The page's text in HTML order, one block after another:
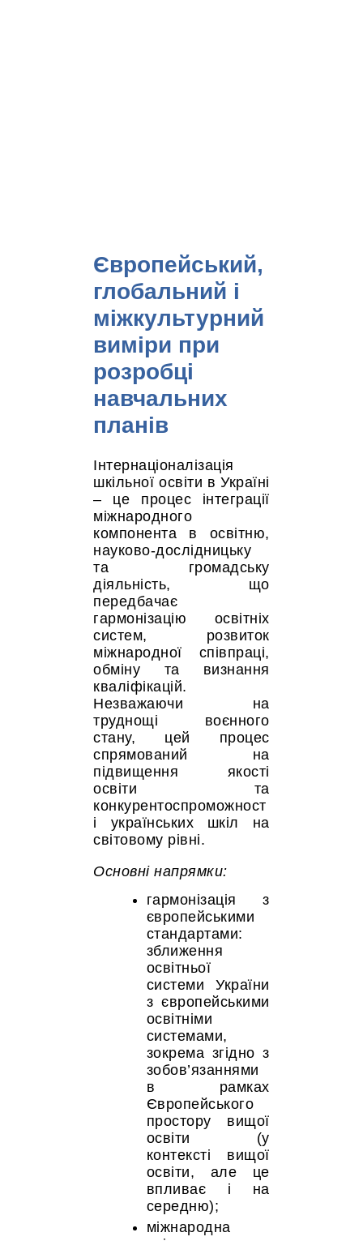
Європейський,
глобальний і
міжкультурний
виміри при
розробці
навчальних
планів
Інтернаціоналізація
шкільної освіти в Україні
– це процес інтеграції
міжнародного
компонента в освітню,
науково-дослідницьку
та громадську
діяльність, що
передбачає
гармонізацію освітніх
систем, розвиток
міжнародної співпраці,
обміну та визнання
кваліфікацій.
Незважаючи на
труднощі воєнного
стану, цей процес
спрямований на
підвищення якості
освіти та
конкурентоспроможност
і українських шкіл на
світовому рівні.
Основні напрямки:
гармонізація з
європейськими
стандартами:
зближення
освітньої
системи України
з європейськими
освітніми
системами,
зокрема згідно з
зобов’язаннями
в рамках
Європейського
простору вищої
освіти (у
контексті вищої
освіти, але це
впливає і на
середню);
міжнародна